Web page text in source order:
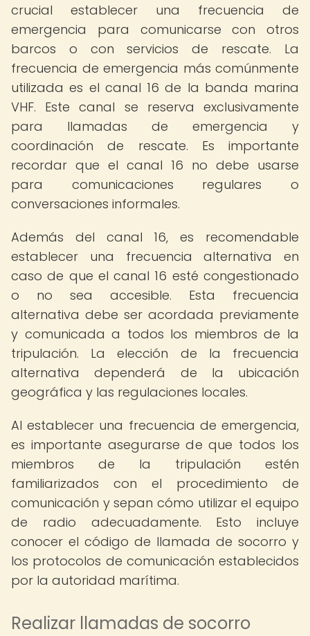
crucial establecer una frecuencia de
emergencia para comunicarse con otros
barcos o con servicios de rescate. La
frecuencia de emergencia más comúnmente
utilizada es el canal 16 de la banda marina
VHF. Este canal se reserva exclusivamente
para llamadas de emergencia y
coordinación de rescate. Es importante
recordar que el canal 16 no debe usarse
para comunicaciones regulares o
conversaciones informales.
Además del canal 16, es recomendable
establecer una frecuencia alternativa en
caso de que el canal 16 esté congestionado
o no sea accesible. Esta frecuencia
alternativa debe ser acordada previamente
y comunicada a todos los miembros de la
tripulación. La elección de la frecuencia
alternativa dependerá de la ubicación
geográfica y las regulaciones locales.
Al establecer una frecuencia de emergencia,
es importante asegurarse de que todos los
miembros de la tripulación estén
familiarizados con el procedimiento de
comunicación y sepan cómo utilizar el equipo
de radio adecuadamente. Esto incluye
conocer el código de llamada de socorro y
los protocolos de comunicación establecidos
por la autoridad marítima.
Realizar llamadas de socorro